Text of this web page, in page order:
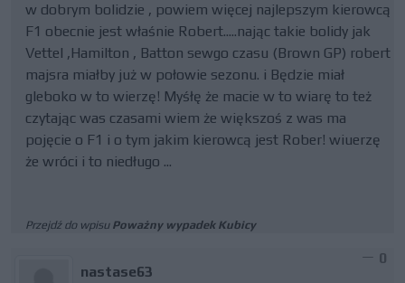
w dobrym bolidzie , powiem więcej najlepszym kierowcą
F1 obecnie jest właśnie Robert.....nając takie bolidy jak
Vettel ,Hamilton , Batton sewgo czasu (Brown GP) robert
majsra miałby już w połowie sezonu. i Będzie miał
gleboko w to wierzę! Myśłę że macie w to wiarę to też
czytając was czasami wiem że większoś z was ma
pojęcie o F1 i o tym jakim kierowcą jest Rober! wiuerzę
że wróci i to niedługo ...
Przejdź do wpisu Poważny wypadek Kubicy
nastase63
0